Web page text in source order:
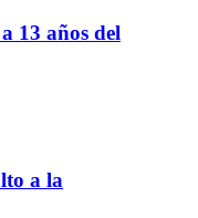
13 años del
a la